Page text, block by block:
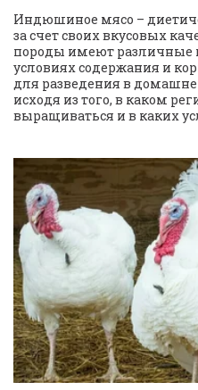
Индюшиное мясо –
за счет своих вкусовых
породы имеют различные
условиях содержания и
для разведения в
исходя из того, в каком
выращиваться и в каких